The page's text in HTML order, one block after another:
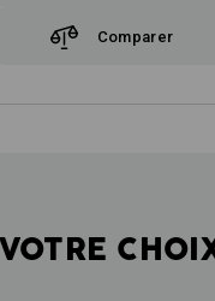
Comparer